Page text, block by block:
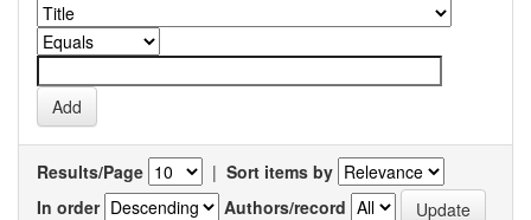
Results/Page | Sort items by
In order
Authors/record